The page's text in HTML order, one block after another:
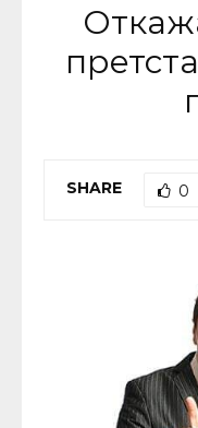
SHARE 0